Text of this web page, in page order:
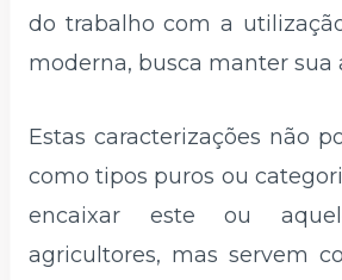
do trabalho com a
moderna, busca manter sua
Estas caracterizações não
como tipos puros ou
encaixar este ou
agricultores, mas servem